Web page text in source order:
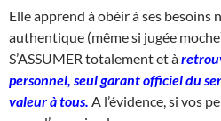
Elle apprend à obéir à ses besoins
authentique (même si jugée
S’ASSUMER totalement et à
personnel, seul garant officiel du
valeur à tous. A l’évidence, si vos